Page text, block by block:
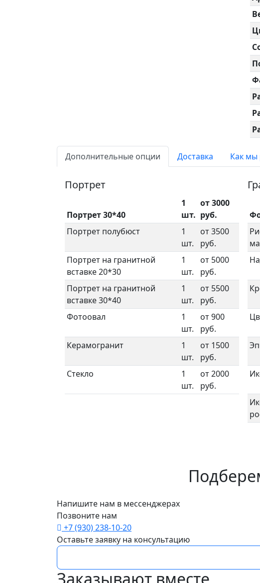
Дополнительные опции Доставка Как мы
Портрет
Портрет 30*40
1
шт.
от 3000
руб.
Портрет полубюст
1
шт.
от 3500
руб.
Портрет на гранитной
вставке 20*30
1
шт.
от 5000
руб.
Портрет на гранитной
вставке 30*40
1
шт.
от 5500
руб.
Фотоовал
1
шт.
от 900
руб.
Керамогранит
1
шт.
от 1500
руб.
Стекло
1
шт.
от 2000
руб.
Напишите нам в мессенджерах
Позвоните нам
+7 (930) 238-10-20
Оставьте заявку на консультацию